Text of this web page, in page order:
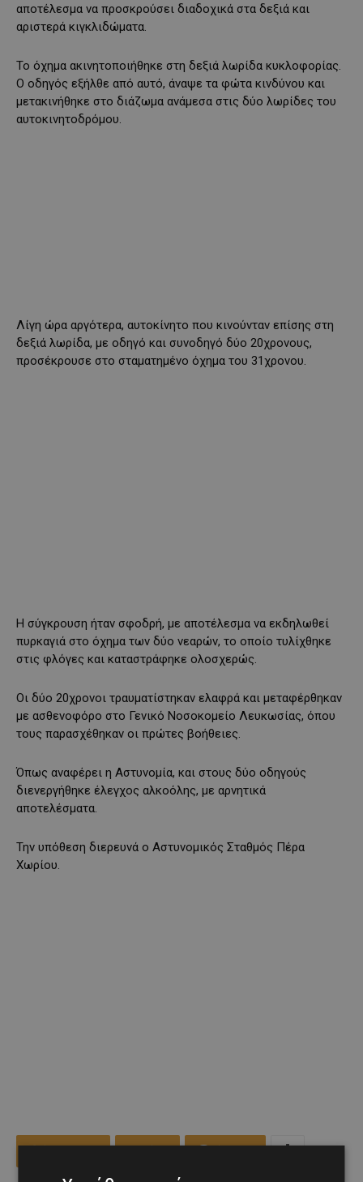
αποτέλεσμα να προσκρούσει διαδοχικά στα δεξιά και
αριστερά κιγκλιδώματα.
Το όχημα ακινητοποιήθηκε στη δεξιά λωρίδα κυκλοφορίας.
Ο οδηγός εξήλθε από αυτό, άναψε τα φώτα κινδύνου και
μετακινήθηκε στο διάζωμα ανάμεσα στις δύο λωρίδες του
αυτοκινητοδρόμου.
Λίγη ώρα αργότερα, αυτοκίνητο που κινούνταν επίσης στη
δεξιά λωρίδα, με οδηγό και συνοδηγό δύο 20χρονους,
προσέκρουσε στο σταματημένο όχημα του 31χρονου.
Η σύγκρουση ήταν σφοδρή, με αποτέλεσμα να εκδηλωθεί
πυρκαγιά στο όχημα των δύο νεαρών, το οποίο τυλίχθηκε
στις φλόγες και καταστράφηκε ολοσχερώς.
Οι δύο 20χρονοι τραυματίστηκαν ελαφρά και μεταφέρθηκαν
με ασθενοφόρο στο Γενικό Νοσοκομείο Λευκωσίας, όπου
τους παρασχέθηκαν οι πρώτες βοήθειες.
Όπως αναφέρει η Αστυνομία, και στους δύο οδηγούς
διενεργήθηκε έλεγχος αλκοόλης, με αρνητικά
αποτελέσματα.
Την υπόθεση διερευνά ο Αστυνομικός Σταθμός Πέρα
Χωρίου.